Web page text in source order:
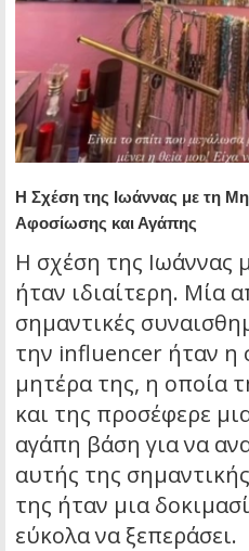
Η Σχέση της Ιωάννας με τη
Αφοσίωσης και Αγάπης
Η σχέση της Ιωάννας
ήταν ιδιαίτερη. Μία
σημαντικές
την influencer ήταν η
μητέρα της, η οποία
και της προσέφερε
αγάπη βάση για να
αυτής της
της ήταν μια
εύκολα να ξεπεράσει.